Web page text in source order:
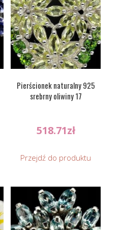
Pierścionek naturalny 925
srebrny oliwiny 17
518.71zł
Przejdź do produktu